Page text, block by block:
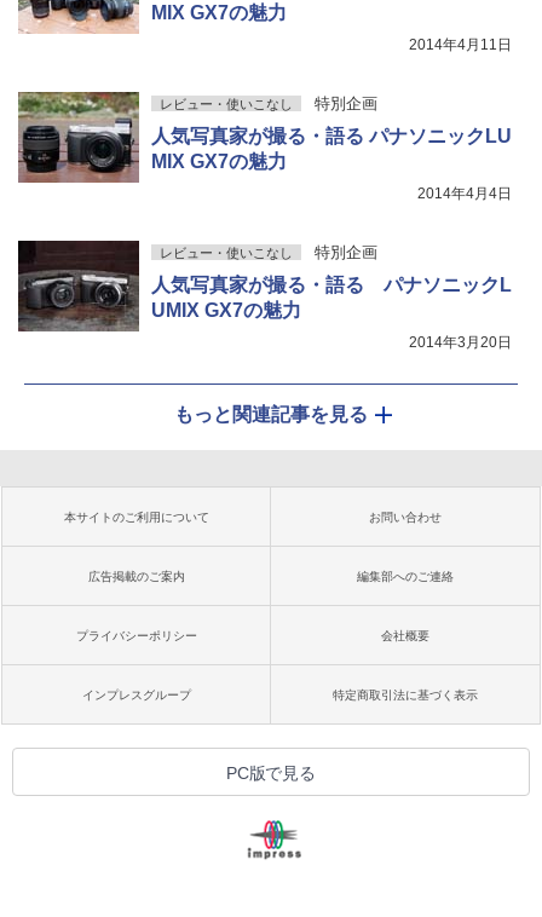
MIX GX7の魅力
2014年4月11日
レビュー・使いこなし 特別企画
人気写真家が撮る・語る パナソニックLU
MIX GX7の魅力
2014年4月4日
レビュー・使いこなし 特別企画
人気写真家が撮る・語る パナソニックL
UMIX GX7の魅力
2014年3月20日
もっと関連記事を見る
本サイトのご利用について お問い合わせ
広告掲載のご案内 編集部へのご連絡
プライバシーポリシー 会社概要
インプレスグループ 特定商取引法に基づく表示
PC版で見る